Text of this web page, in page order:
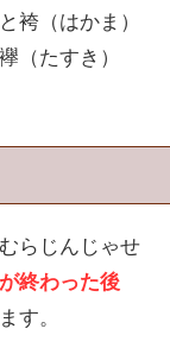
袴（はかま）
（たすき）
らじんじゃせ
終わった後
ます。